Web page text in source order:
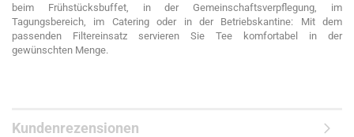
beim Frühstücksbuffet, in der Gemeinschaftsverpflegung, im
Tagungsbereich, im Catering oder in der Betriebskantine: Mit dem
passenden Filtereinsatz servieren Sie Tee komfortabel in der
gewünschten Menge.
Kundenrezensionen